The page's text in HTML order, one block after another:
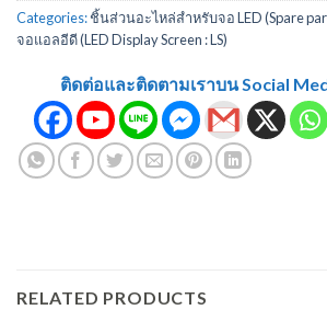
Categories:ชิ้นส่วนอะไหล่สำหรับจอ LED (Spare
จอแอลอีดี (LED Display Screen : LS)
ติดต่อและติดตามเราบน Social
RELATED PRODUCTS